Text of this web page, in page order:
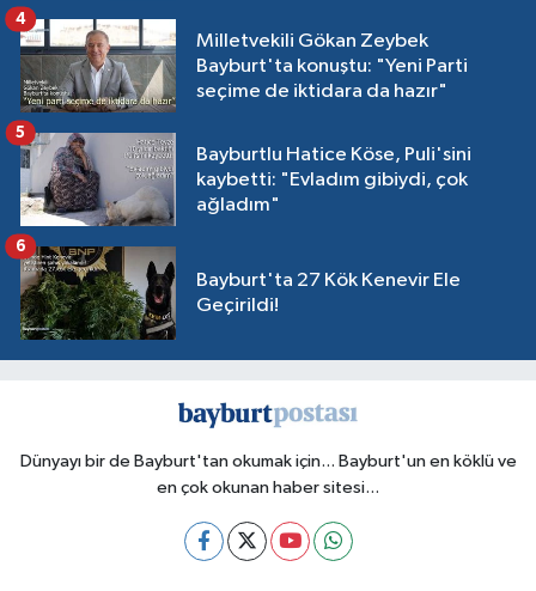
Milletvekili Gökan Zeybek
Bayburt'ta konuştu: "Yeni Parti
seçime de iktidara da hazır"
4
Bayburtlu Hatice Köse, Puli'sini
kaybetti: "Evladım gibiydi, çok
ağladım"
5
Bayburt'ta 27 Kök Kenevir Ele
Geçirildi!
6
Dünyayı bir de Bayburt'tan okumak için... Bayburt'un en köklü ve
en çok okunan haber sitesi...